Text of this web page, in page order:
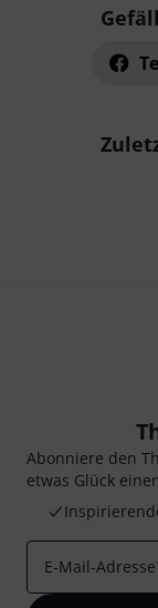
Abonniere den
etwas Glück
E-Mail-Adresse